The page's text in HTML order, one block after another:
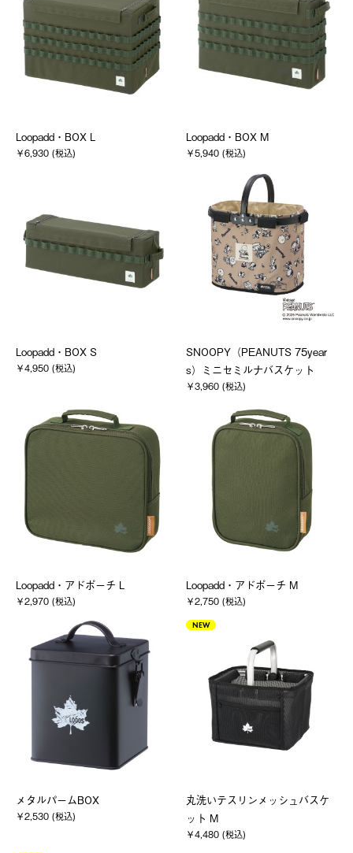
Loopadd・BOX L
￥6,930 (税込)
Loopadd・BOX M
￥5,940 (税込)
Loopadd・BOX S
￥4,950 (税込)
SNOOPY（PEANUTS 75year
s）ミニセミルナバスケット
￥3,960 (税込)
Loopadd・アドポーチ L
￥2,970 (税込)
Loopadd・アドポーチ M
￥2,750 (税込)
メタルパームBOX
￥2,530 (税込)
NEW
丸洗いテスリンメッシュバスケ
ット M
￥4,480 (税込)